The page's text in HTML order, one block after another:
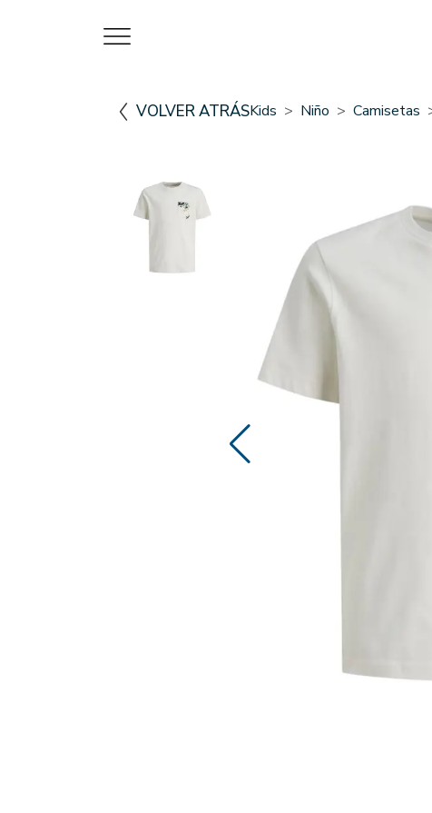
VOLVER ATRÁSKids Niño Camisetas